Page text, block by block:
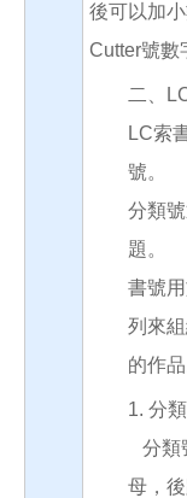
後可以加
Cutter號數
二、
LC索
號。
分類
題。
書號
列來
的作品
1. 分
分類
母，